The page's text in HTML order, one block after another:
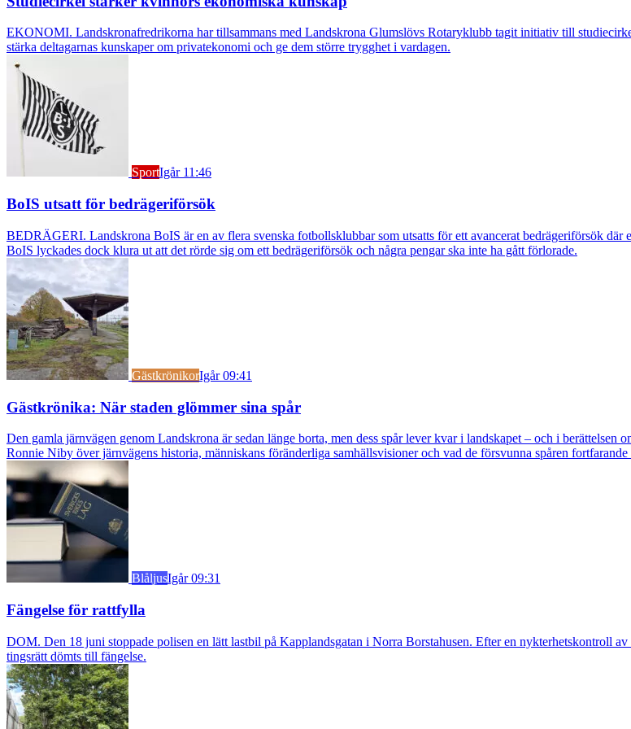
EKONOMI. Landskronafredrikorna har tillsammans med Landskrona Glumslövs Rotaryklubb tagit initiativ till
stärka deltagarnas kunskaper om privatekonomi och ge dem större trygghet i vardagen.
SportIgår 11:46
BoIS utsatt för bedrägeriförsök
BEDRÄGERI. Landskrona BoIS är en av flera svenska fotbollsklubbar som utsatts för ett avancerat bedrägeriförsök
BoIS lyckades dock klura ut att det rörde sig om ett bedrägeriförsök och några pengar ska inte ha gått förlorade.
GästkrönikorIgår 09:41
Gästkrönika: När staden glömmer sina spår
Den gamla järnvägen genom Landskrona är sedan länge borta, men dess spår lever kvar i landskapet – och i
Ronnie Niby över järnvägens historia, människans föränderliga samhällsvisioner och vad de försvunna spåren fortfarande
BlåljusIgår 09:31
Fängelse för rattfylla
DOM. Den 18 juni stoppade polisen en lätt lastbil på Kapplandsgatan i Norra Borstahusen. Efter en nykterhetskontroll
tingsrätt dömts till fängelse.